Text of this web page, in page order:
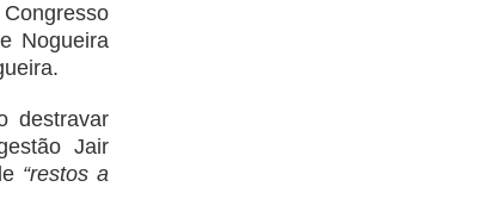
Nogueira
destravar
Jair
“restos a